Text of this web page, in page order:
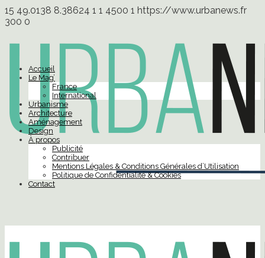
15 49.0138 8.38624 1 1 4500 1 https://www.urbanews.fr
300 0
Accueil
Le Mag’
France
International
Urbanisme
Architecture
Aménagement
Design
À propos
Publicité
Contribuer
Mentions Légales & Conditions Générales d’Utilisation
Politique de Confidentialité & Cookies
Contact